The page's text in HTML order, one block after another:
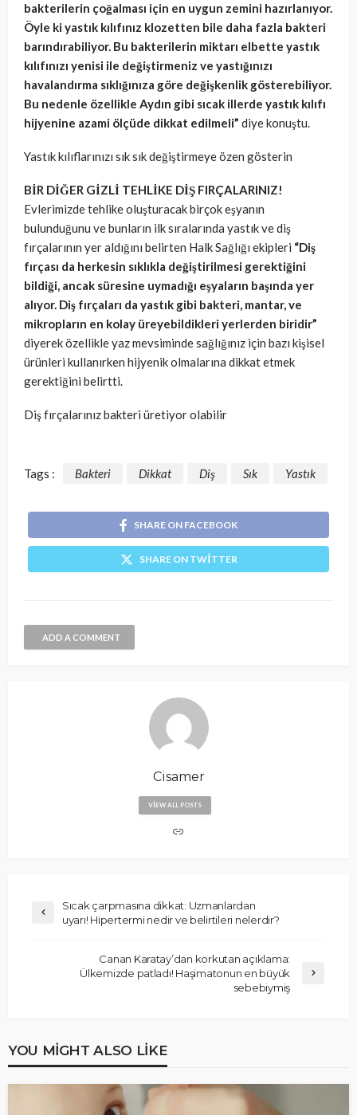
bakterilerin çoğalması için en uygun zemini hazırlanıyor.
Öyle ki yastık kılıfınız klozetten bile daha fazla bakteri
barındırabiliyor. Bu bakterilerin miktarı elbette yastık
kılıfınızı yenisi ile değiştirmeniz ve yastığınızı
havalandırma sıklığınıza göre değişkenlik gösterebiliyor.
Bu nedenle özellikle Aydın gibi sıcak illerde yastık kılıfı
hijyenine azami ölçüde dikkat edilmeli” diye konuştu.
Yastık kılıflarınızı sık sık değiştirmeye özen gösterin
BİR DİĞER GİZLİ TEHLİKE DİŞ FIRÇALARINIZ!
Evlerimizde tehlike oluşturacak birçok eşyanın
bulunduğunu ve bunların ilk sıralarında yastık ve diş
fırçalarının yer aldığını belirten Halk Sağlığı ekipleri “Diş
fırçası da herkesin sıklıkla değiştirilmesi gerektiğini
bildiği, ancak süresine uymadığı eşyaların başında yer
alıyor. Diş fırçaları da yastık gibi bakteri, mantar, ve
mikropların en kolay üreyebildikleri yerlerden biridir”
diyerek özellikle yaz mevsiminde sağlığınız için bazı kişisel
ürünleri kullanırken hijyenik olmalarına dikkat etmek
gerektiğini belirtti.
Diş fırçalarınız bakteri üretiyor olabilir
Tags : Bakteri Dikkat Diş Sık Yastık
SHARE ON FACEBOOK
SHARE ON TWITTER
ADD A COMMENT
Cisamer
VIEW ALL POSTS
Sıcak çarpmasına dikkat: Uzmanlardan
uyarı! Hipertermi nedir ve belirtileri nelerdir?
Canan Karatay’dan korkutan açıklama:
Ülkemizde patladı! Haşimatonun en büyük
sebebiymiş
YOU MIGHT ALSO LIKE